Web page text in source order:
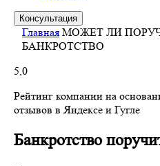
Консультация
Главная МОЖЕТ ЛИ
БАНКРОТСТВО
5,0
Рейтинг компании на
отзывов в Яндексе и Гугле
Банкротство